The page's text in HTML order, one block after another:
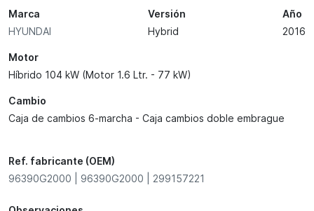
Marca
HYUNDAI
Versión
Hybrid
Año
2016
Motor
Híbrido 104 kW (Motor 1.6 Ltr. - 77 kW)
Cambio
Caja de cambios 6-marcha - Caja cambios doble embrague
Ref. fabricante (OEM)
96390G2000 | 96390G2000 | 299157221